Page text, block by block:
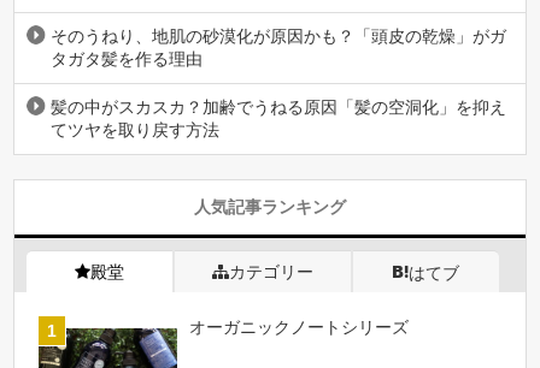
そのうねり、地肌の砂漠化が原因かも？「頭皮の乾燥」がガ
タガタ髪を作る理由
髪の中がスカスカ？加齢でうねる原因「髪の空洞化」を抑え
てツヤを取り戻す方法
人気記事ランキング
殿堂 カテゴリー はてブ
オーガニックノートシリーズ